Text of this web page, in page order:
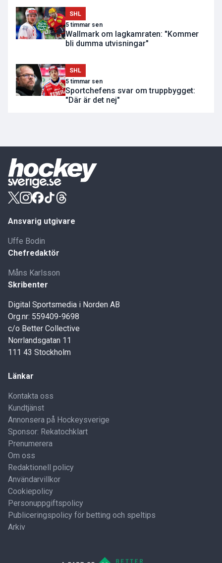
SHL
5 timmar sen
Wallmark om lagkamraten: "Kommer
bli dumma utvisningar"
SHL
5 timmar sen
Sportchefens svar om truppbygget:
"Där är det nej"
Ansvarig utgivare
Uffe Bodin
Chefredaktör
Måns Karlsson
Skribenter
Digital Sportsmedia i Norden AB
Org.nr: 559409-9698
c/o Better Collective
Norrlandsgatan 11
111 43 Stockholm
Länkar
Kontakta oss
Kundtjänst
Annonsera på Hockeysverige
Sponsor: Rekatochklart
Prenumerera
Om oss
Redaktionell policy
Användarvillkor
Cookiepolicy
Personuppgiftspolicy
Publiceringspolicy för betting och speltips
Arkiv